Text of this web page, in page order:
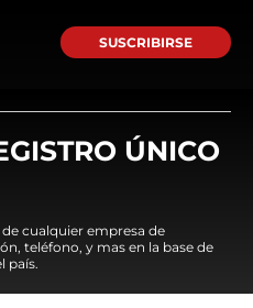
SUSCRIBIRSE
ÚNICO
cualquier empresa de
teléfono, y mas en la base de
país.